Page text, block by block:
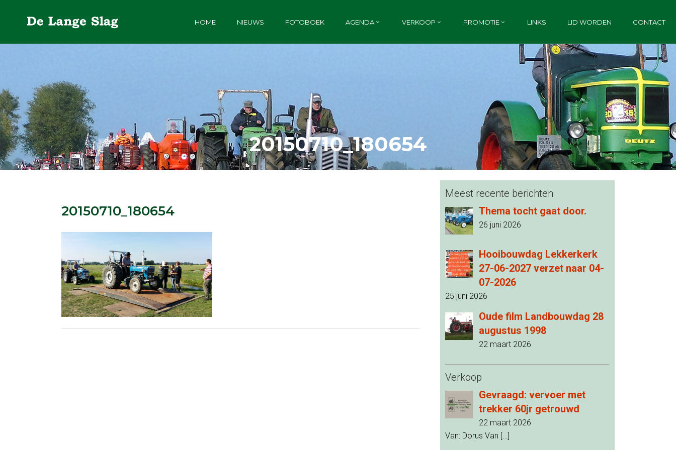
HOME NIEUWS FOTOBOEK AGENDA VERKOOP PROMOTIE LINKS LID WORDEN CONTACT
20150710_180654
20150710_180654
Meest recente berichten
Thema tocht gaat door.
26 juni 2026
Hooibouwdag Lekkerkerk
27-06-2027 verzet naar 04-
07-2026
25 juni 2026
Oude film Landbouwdag 28
augustus 1998
22 maart 2026
Verkoop
Gevraagd: vervoer met
trekker 60jr getrouwd
22 maart 2026
Van: Dorus Van […]